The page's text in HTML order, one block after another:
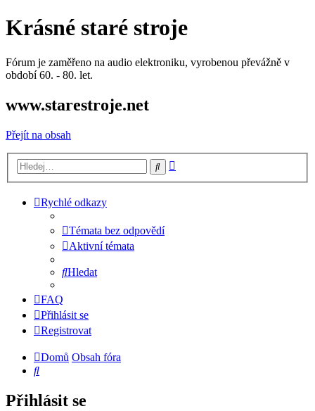
Krásné staré stroje
Fórum je zaměřeno na audio elektroniku, vyrobenou převážně v
období 60. - 80. let.
www.starestroje.net
Přejít na obsah
Hledat
Rychlé odkazy
Témata bez odpovědí
Aktivní témata
Hledat
FAQ
Přihlásit se
Registrovat
Domů Obsah fóra
Hledat
Přihlásit se